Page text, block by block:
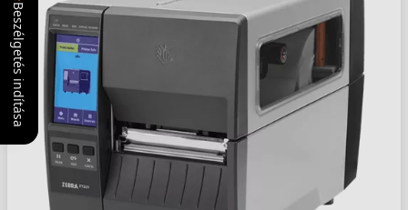
Beszélgetés indítása